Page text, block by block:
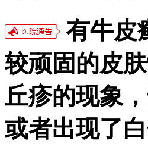
有牛皮
较顽固的皮
丘疹的现象
或者出现了